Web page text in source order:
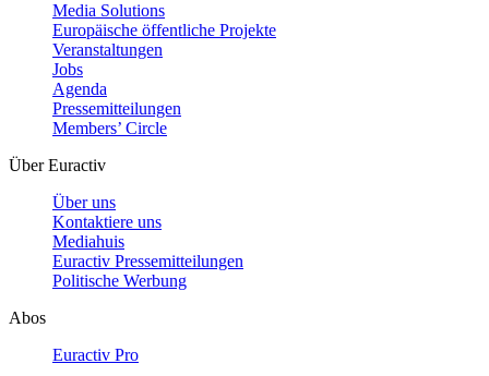
Media Solutions
Europäische öffentliche Projekte
Veranstaltungen
Jobs
Agenda
Pressemitteilungen
Members’ Circle
Über Euractiv
Über uns
Kontaktiere uns
Mediahuis
Euractiv Pressemitteilungen
Politische Werbung
Abos
Euractiv Pro